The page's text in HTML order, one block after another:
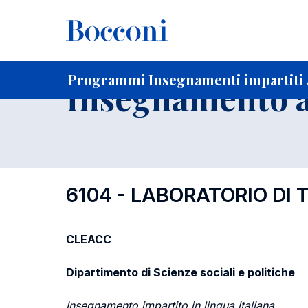
Programmi Insegnamenti impartiti
Home Per studenti iscritti
Insegnamento
6104 - LABORATORIO DI
CLEACC
Dipartimento di Scienze sociali e politiche
Insegnamento impartito in lingua italiana